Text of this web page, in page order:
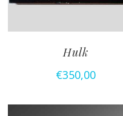
Hulk
€350,00